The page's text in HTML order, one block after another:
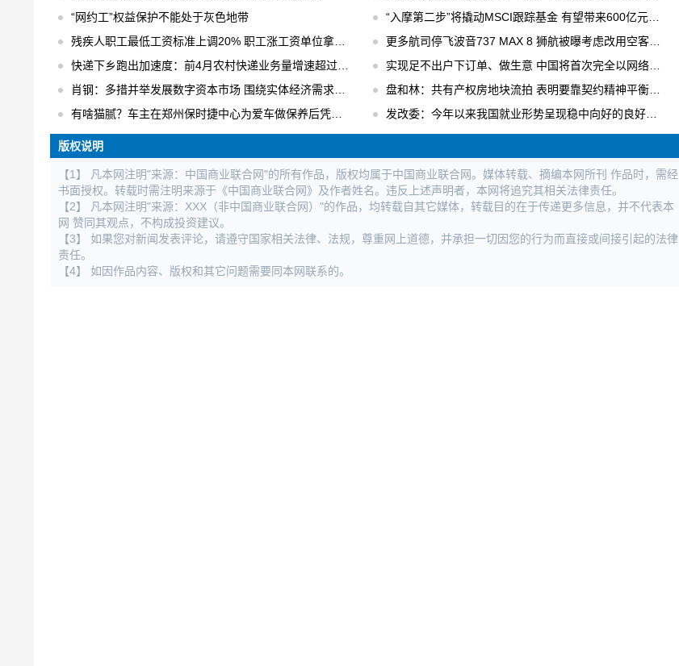
“网约工”权益保护不能处于灰色地带
“入摩第二步”将撬动MSCI跟踪基金 有望带来600亿元国内增量资金
残疾人职工最低工资标准上调20% 职工涨工资单位拿补贴
更多航司停飞波音737 MAX 8 狮航被曝考虑改用空客飞机
快递下乡跑出加速度：前4月农村快递业务量增速超过30% 日均快件处理量达1.6亿件
实现足不出户下订单、做生意 中国将首次完全以网络形式举办广交会
肖钢：多措并举发展数字资本市场 围绕实体经济需求进行数字化创新
盘和林：共有产权房地块流拍 表明要靠契约精神平衡各方利益
有啥猫腻？车主在郑州保时捷中心为爱车做保养后凭空出现大修记录
发改委：今年以来我国就业形势呈现稳中向好的良好局面
版权说明
【1】 凡本网注明"来源：中国商业联合网"的所有作品，版权均属于中国商业联合网。媒体转载、摘编本网所刊 作品时，需经
书面授权。转载时需注明来源于《中国商业联合网》及作者姓名。违反上述声明者，本网将追究其相关法律责任。
【2】 凡本网注明"来源：XXX（非中国商业联合网）"的作品，均转载自其它媒体，转载目的在于传递更多信息，并不代表本
网 赞同其观点，不构成投资建议。
【3】 如果您对新闻发表评论，请遵守国家相关法律、法规，尊重网上道德，并承担一切因您的行为而直接或间接引起的法律
责任。
【4】 如因作品内容、版权和其它问题需要同本网联系的。